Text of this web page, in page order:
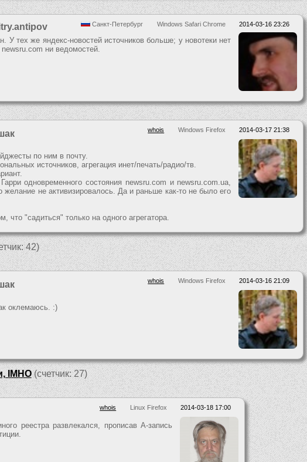
2014-03-16 23:26
Windows Safari Chrome
Санкт-Петербург
У тех же яндекс-новостей источников больше; у новотеки нет
ни ведомостей.
2014-03-17 21:38
Windows Firefox
whois
по ним в почту.
источников, агрегация инет/печать/радио/тв.
одновременного состояния newsru.com и newsru.com.ua,
желание не активизировалось. Да и раньше как-то не было его
что "садиться" только на одного агрегатора.
42)
2014-03-16 21:09
Windows Firefox
whois
оклемаюсь. :)
IMHO(счетчик: 27)
2014-03-18 17:00
Linux Firefox
whois
реестра развлекался, прописав A-запись